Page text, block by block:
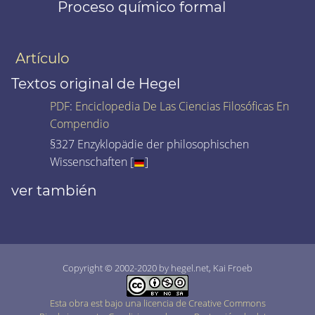
Proceso químico formal
Artículo
Textos original de Hegel
PDF: Enciclopedia De Las Ciencias Filosóficas En
Compendio
§327 Enzyklopädie der philosophischen
Wissenschaften [
]
ver también
Copyright © 2002-2020 by hegel.net, Kai Froeb
Esta obra est bajo una licencia de Creative Commons